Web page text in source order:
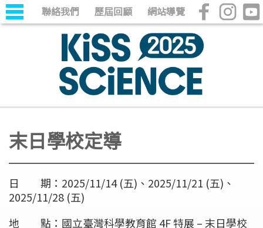
聯絡我們 歷屆回顧 網站導覽
末日學校定導
日 期：2025/11/14 (五)、2025/11/21 (五)、
2025/11/28 (五)
地 點：國立臺灣科學教育館 4F 特展 – 末日學校